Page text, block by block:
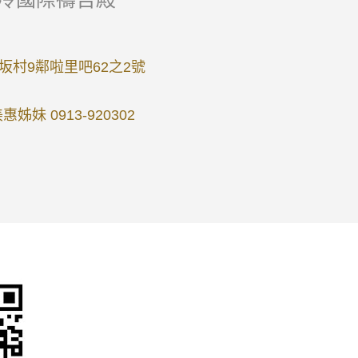
村9鄰啦里吧62之2號
姊妹 0913-920302